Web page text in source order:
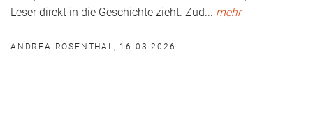
Leser direkt in die Geschichte zieht. Zud... mehr
ANDREA ROSENTHAL, 16.03.2026